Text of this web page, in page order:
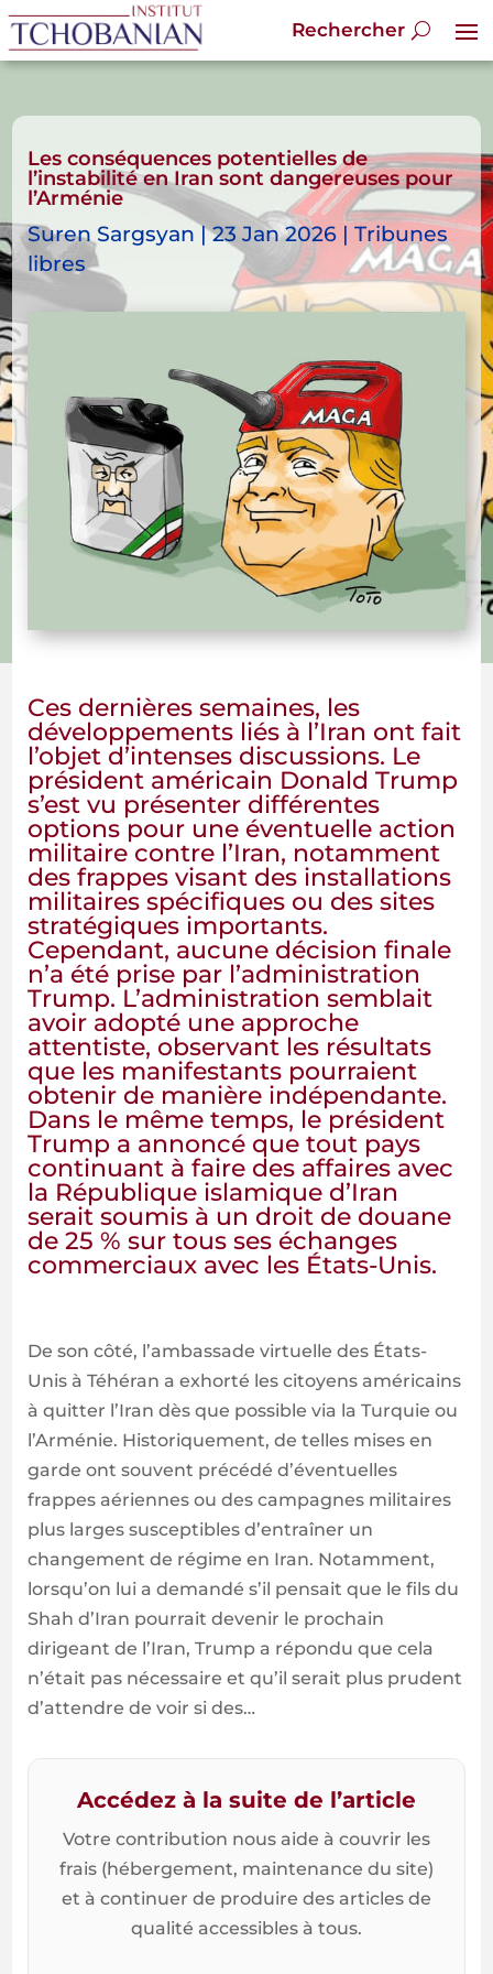
Les conséquences potentielles de
l’instabilité en Iran sont dangereuses pour
l’Arménie
Suren Sargsyan | 23 Jan 2026 | Tribunes
libres
Ces dernières semaines, les
développements liés à l’Iran ont fait
l’objet d’intenses discussions. Le
président américain Donald Trump
s’est vu présenter différentes
options pour une éventuelle action
militaire contre l’Iran, notamment
des frappes visant des installations
militaires spécifiques ou des sites
stratégiques importants.
Cependant, aucune décision finale
n’a été prise par l’administration
Trump. L’administration semblait
avoir adopté une approche
attentiste, observant les résultats
que les manifestants pourraient
obtenir de manière indépendante.
Dans le même temps, le président
Trump a annoncé que tout pays
continuant à faire des affaires avec
la République islamique d’Iran
serait soumis à un droit de douane
de 25 % sur tous ses échanges
commerciaux avec les États-Unis.
De son côté, l’ambassade virtuelle des États-
Unis à Téhéran a exhorté les citoyens américains
à quitter l’Iran dès que possible via la Turquie ou
l’Arménie. Historiquement, de telles mises en
garde ont souvent précédé d’éventuelles
frappes aériennes ou des campagnes militaires
plus larges susceptibles d’entraîner un
changement de régime en Iran. Notamment,
lorsqu’on lui a demandé s’il pensait que le fils du
Shah d’Iran pourrait devenir le prochain
dirigeant de l’Iran, Trump a répondu que cela
n’était pas nécessaire et qu’il serait plus prudent
d’attendre de voir si des…
Accédez à la suite de l’article
Votre contribution nous aide à couvrir les
frais (hébergement, maintenance du site)
et à continuer de produire des articles de
qualité accessibles à tous.